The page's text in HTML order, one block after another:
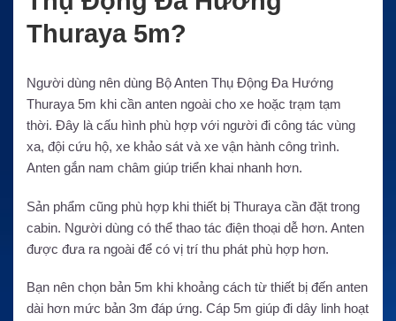
Thuraya 5m?
Người dùng nên dùng Bộ Anten Thụ Động Đa Hướng
Thuraya 5m khi cần anten ngoài cho xe hoặc trạm tạm
thời. Đây là cấu hình phù hợp với người đi công tác vùng
xa, đội cứu hộ, xe khảo sát và xe vận hành công trình.
Anten gắn nam châm giúp triển khai nhanh hơn.
Sản phẩm cũng phù hợp khi thiết bị Thuraya cần đặt trong
cabin. Người dùng có thể thao tác điện thoại dễ hơn. Anten
được đưa ra ngoài để có vị trí thu phát phù hợp hơn.
Bạn nên chọn bản 5m khi khoảng cách từ thiết bị đến anten
dài hơn mức bản 3m đáp ứng. Cáp 5m giúp đi dây linh hoạt